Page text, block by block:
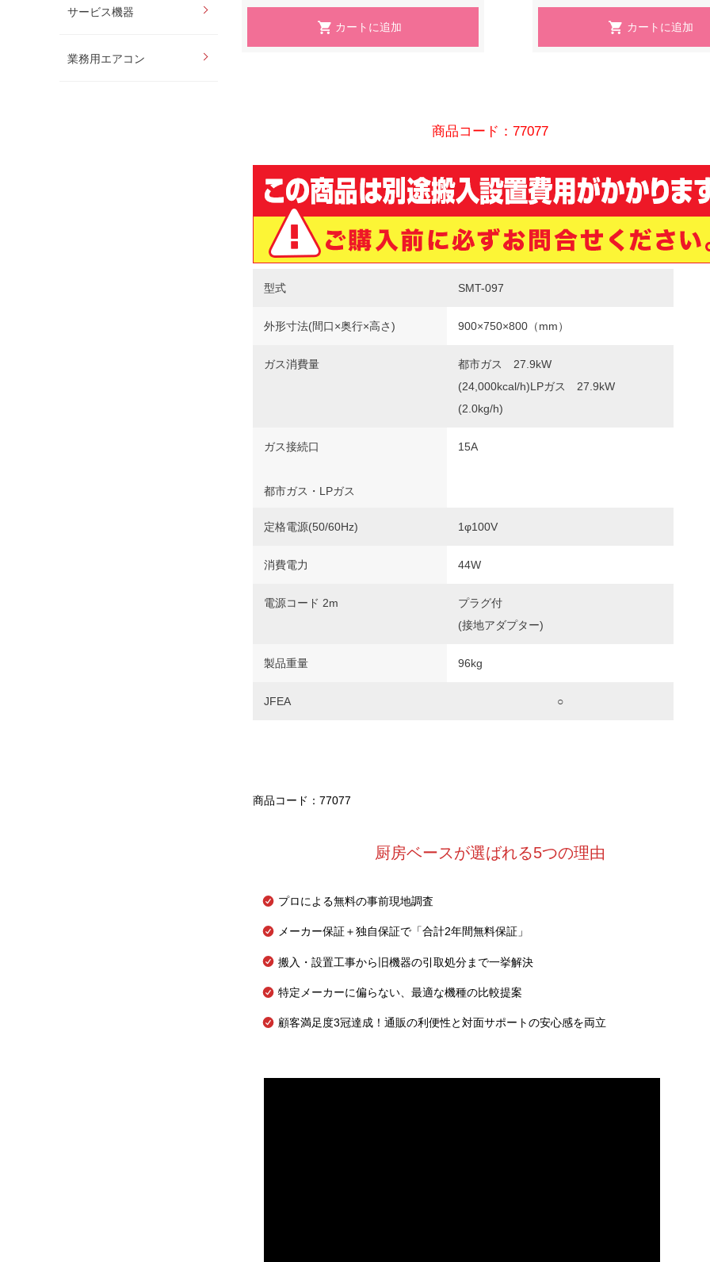
サービス機器
業務用エアコン
商品コード：77077
型式 SMT-097
外形寸法(間口×奥行×高さ) 900×750×800（mm）
ガス消費量
都市ガス 27.9kW
(24,000kcal/h)LPガス 27.9kW
(2.0kg/h)
ガス接続口
都市ガス・LPガス
15A
定格電源(50/60Hz) 1φ100V
消費電力 44W
電源コード 2m
プラグ付
(接地アダプター)
製品重量 96kg
JFEA ○
商品コード：77077
厨房ベースが選ばれる5つの理由
プロによる無料の事前現地調査
メーカー保証＋独自保証で「合計2年間無料保証」
搬入・設置工事から旧機器の引取処分まで一挙解決
特定メーカーに偏らない、最適な機種の比較提案
顧客満足度3冠達成！通販の利便性と対面サポートの安心感を両立